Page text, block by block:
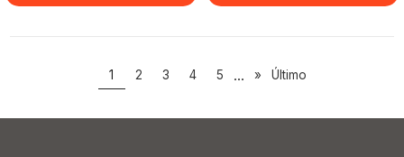
1 2 3 4 5 ... » Último